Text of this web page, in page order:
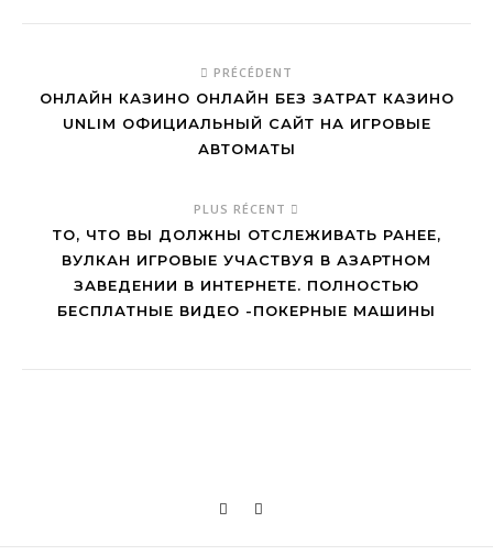
PRÉCÉDENT
ОНЛАЙН КАЗИНО ОНЛАЙН БЕЗ ЗАТРАТ КАЗИНО
UNLIM ОФИЦИАЛЬНЫЙ САЙТ НА ИГРОВЫЕ
АВТОМАТЫ
PLUS RÉCENT
ТО, ЧТО ВЫ ДОЛЖНЫ ОТСЛЕЖИВАТЬ РАНЕЕ,
ВУЛКАН ИГРОВЫЕ УЧАСТВУЯ В АЗАРТНОМ
ЗАВЕДЕНИИ В ИНТЕРНЕТЕ. ПОЛНОСТЬЮ
БЕСПЛАТНЫЕ ВИДЕО -ПОКЕРНЫЕ МАШИНЫ